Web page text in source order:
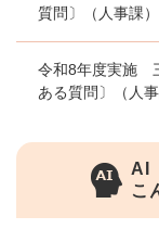
質問〕（人事課）
令和8年度実施
ある質問〕（人事
AI
こ